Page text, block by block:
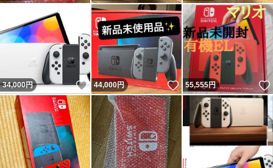
34,000円 いいね！
44,000円 いいね！
55,555円